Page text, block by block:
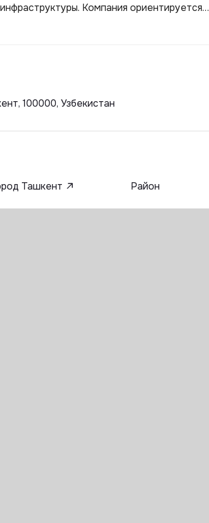
Компания ориентируется
высокому уровню комфорта и
100000, Узбекистан
Ташкент Район